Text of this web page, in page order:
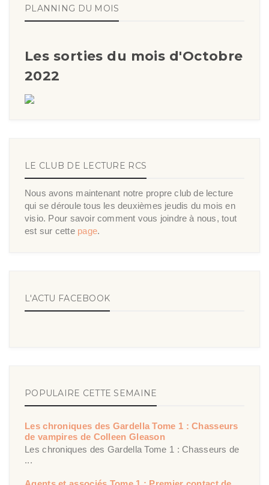
PLANNING DU MOIS
Les sorties du mois d'Octobre
2022
LE CLUB DE LECTURE RCS
Nous avons maintenant notre propre club de lecture
qui se déroule tous les deuxièmes jeudis du mois en
visio. Pour savoir comment vous joindre à nous, tout
est sur cette page.
L'ACTU FACEBOOK
POPULAIRE CETTE SEMAINE
Les chroniques des Gardella Tome 1 : Chasseurs
de vampires de Colleen Gleason
Les chroniques des Gardella Tome 1 : Chasseurs de
...